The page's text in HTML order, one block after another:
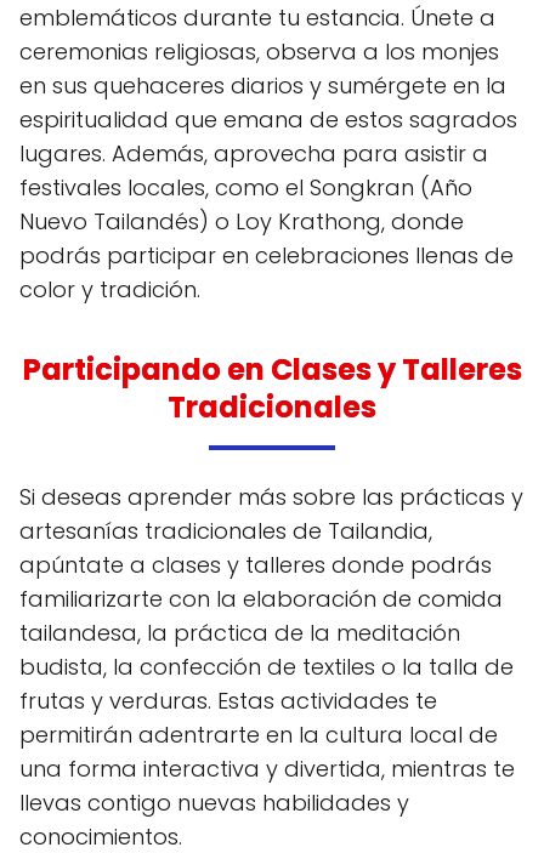
emblemáticos durante tu estancia. Únete a
ceremonias religiosas, observa a los monjes
en sus quehaceres diarios y sumérgete en la
espiritualidad que emana de estos sagrados
lugares. Además, aprovecha para asistir a
festivales locales, como el Songkran (Año
Nuevo Tailandés) o Loy Krathong, donde
podrás participar en celebraciones llenas de
color y tradición.
Participando en Clases y Talleres
Tradicionales
Si deseas aprender más sobre las prácticas y
artesanías tradicionales de Tailandia,
apúntate a clases y talleres donde podrás
familiarizarte con la elaboración de comida
tailandesa, la práctica de la meditación
budista, la confección de textiles o la talla de
frutas y verduras. Estas actividades te
permitirán adentrarte en la cultura local de
una forma interactiva y divertida, mientras te
llevas contigo nuevas habilidades y
conocimientos.